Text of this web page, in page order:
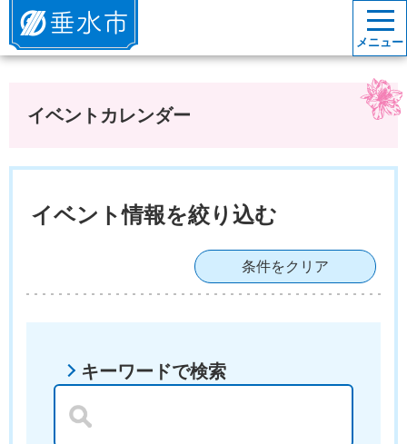
垂水市
メニュー
イベントカレンダー
イベント情報を絞り込む
条件をクリア
キーワードで検索